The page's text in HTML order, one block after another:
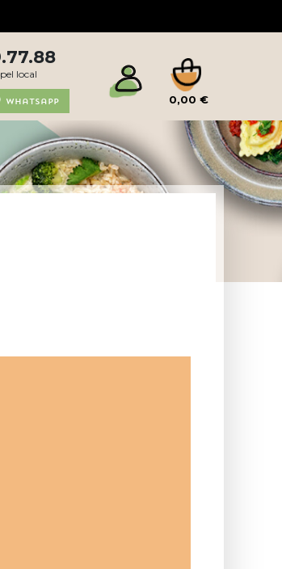
local
Whatsapp 0,00 €